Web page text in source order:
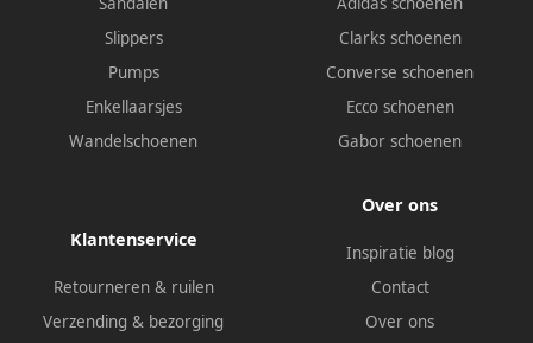
Slippers
Pumps
Enkellaarsjes
Wandelschoenen
Clarks schoenen
Converse schoenen
Ecco schoenen
Gabor schoenen
Klantenservice
Retourneren & ruilen
Verzending & bezorging
Over ons
Inspiratie blog
Contact
Over ons